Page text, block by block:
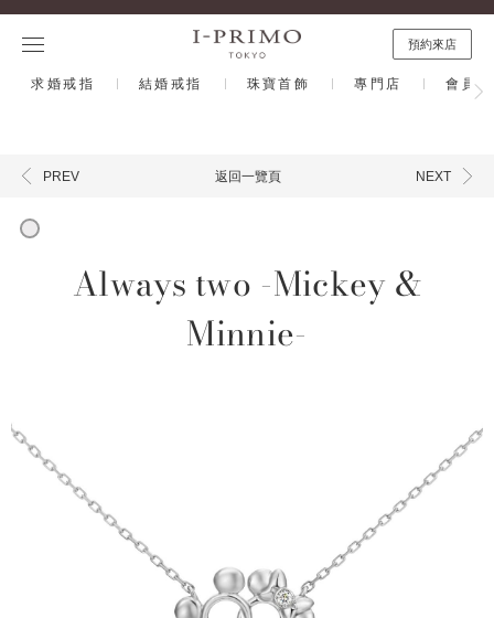
預約來店
求婚戒指 結婚戒指 珠寶首飾 專門店 會員
PREV 返回一覽頁 NEXT
Always two -Mickey &
Minnie-